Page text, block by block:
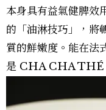
本身具有益氣健脾效
的「油淋技巧」，將
質的鮮嫩度。能在法
是 CHA CHA THÉ